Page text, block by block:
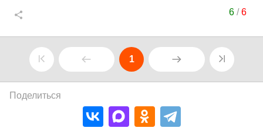
6/6
1
Поделиться